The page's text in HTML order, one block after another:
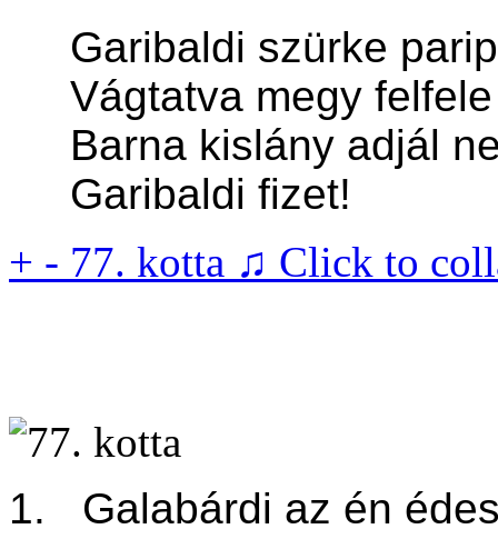
Garibaldi szürke
Vágtatva megy felfele
Barna kislány adjál
Garibaldi fizet!
+ - 77. kotta ♫ Click to
1. Galabárdi az én